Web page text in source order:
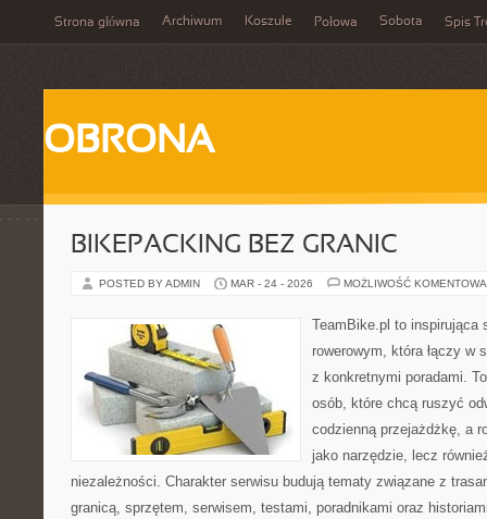
Strona główna Archiwum Koszule Połowa Sobota Spis
OBRONA
BIKEPACKING BEZ GRANIC
POSTED BY ADMIN MAR - 24 - 2026 MOŻLIWOŚĆ
TeamBike.pl to inspirująca
rowerowym, która łączy w
z konkretnymi poradami.
osób, które chcą ruszyć
codzienną przejażdżkę, a
jako narzędzie, lecz
niezależności. Charakter serwisu budują tematy związane z
granicą, sprzętem, serwisem, testami, poradnikami oraz